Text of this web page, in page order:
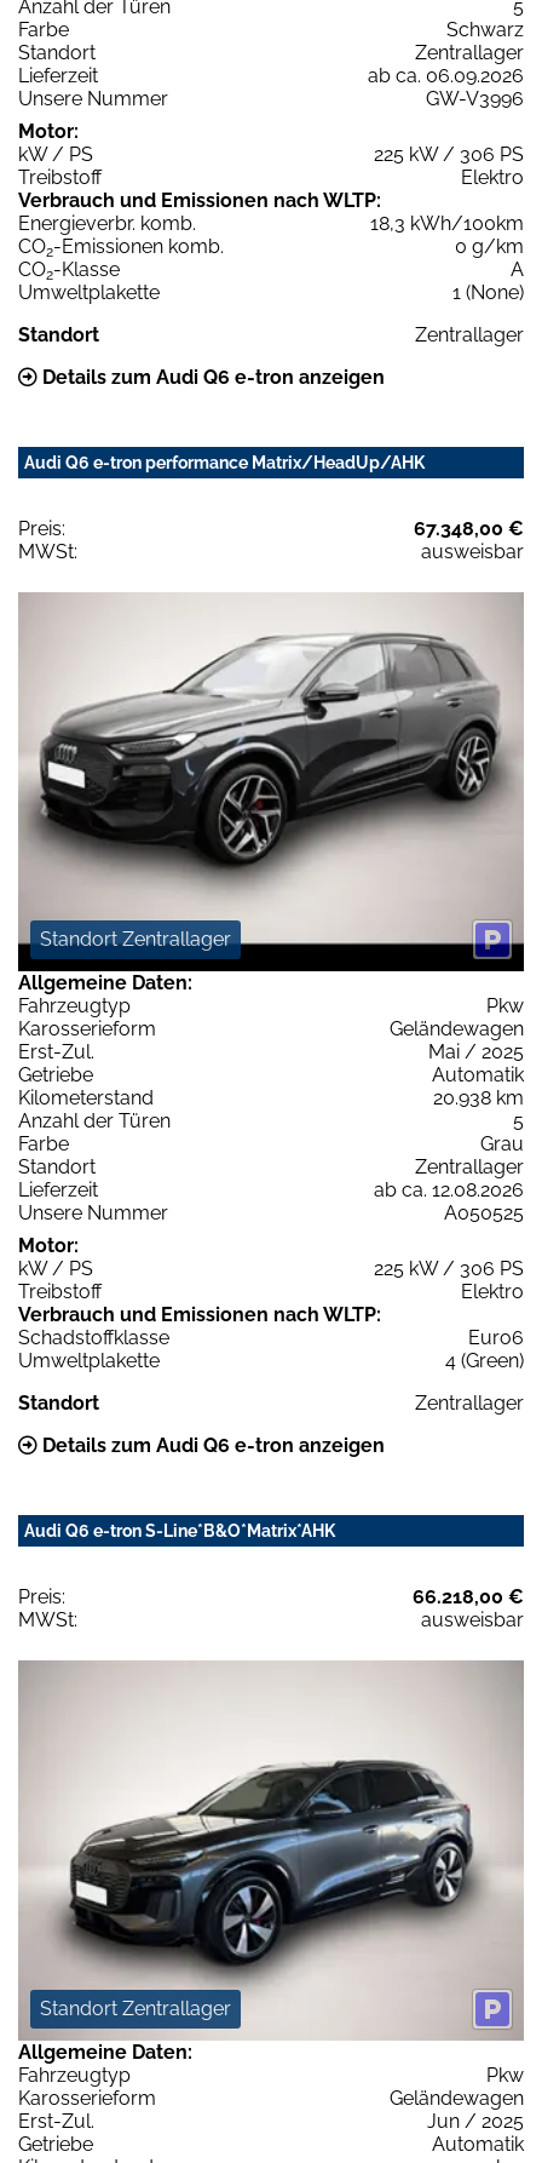
Anzahl der Türen
5
Farbe
Schwarz
Standort
Zentrallager
Lieferzeit
ab ca. 06.09.2026
Unsere Nummer
GW-V3996
Motor:
kW / PS
225 kW / 306 PS
Treibstoff
Elektro
Verbrauch und Emissionen nach WLTP:
Energieverbr. komb.
18,3 kWh/100km
CO2-Emissionen komb.
0 g/km
CO2-Klasse
A
Umweltplakette
1 (None)
Standort
Zentrallager
Details zum Audi Q6 e-tron anzeigen
Audi Q6 e-tron performance Matrix/HeadUp/AHK
Preis:
67.348,00 €
MWSt:
ausweisbar
Standort Zentrallager
Allgemeine Daten:
Fahrzeugtyp
Pkw
Karosserieform
Geländewagen
Erst-Zul.
Mai / 2025
Getriebe
Automatik
Kilometerstand
20.938 km
Anzahl der Türen
5
Farbe
Grau
Standort
Zentrallager
Lieferzeit
ab ca. 12.08.2026
Unsere Nummer
A050525
Motor:
kW / PS
225 kW / 306 PS
Treibstoff
Elektro
Verbrauch und Emissionen nach WLTP:
Schadstoffklasse
Euro6
Umweltplakette
4 (Green)
Standort
Zentrallager
Details zum Audi Q6 e-tron anzeigen
Audi Q6 e-tron S-Line*B&O*Matrix*AHK
Preis:
66.218,00 €
MWSt:
ausweisbar
Standort Zentrallager
Allgemeine Daten:
Fahrzeugtyp
Pkw
Karosserieform
Geländewagen
Erst-Zul.
Jun / 2025
Getriebe
Automatik